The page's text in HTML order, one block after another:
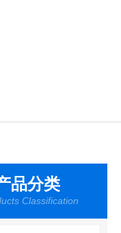
品分类
Classification